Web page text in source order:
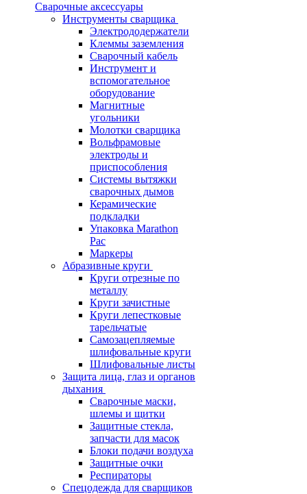
Сварочные аксессуары
Инструменты сварщика
Электрододержатели
Клеммы заземления
Сварочный кабель
Инструмент и
вспомогательное
оборудование
Магнитные
угольники
Молотки сварщика
Вольфрамовые
электроды и
приспособления
Системы вытяжки
сварочных дымов
Керамические
подкладки
Упаковка Marathon
Pac
Маркеры
Абразивные круги
Круги отрезные по
металлу
Круги зачистные
Круги лепестковые
тарельчатые
Самозацепляемые
шлифовальные круги
Шлифовальные листы
Защита лица, глаз и органов
дыхания
Сварочные маски,
шлемы и щитки
Защитные стекла,
запчасти для масок
Блоки подачи воздуха
Защитные очки
Респираторы
Спецодежда для сварщиков